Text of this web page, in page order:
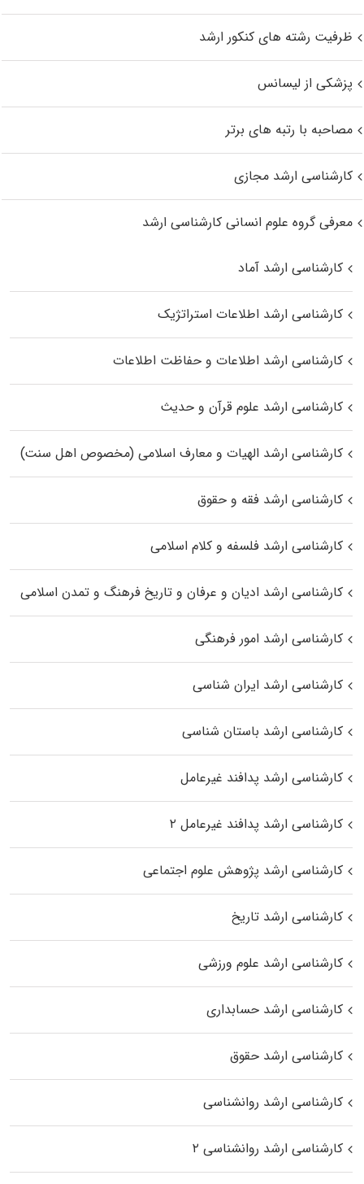
ظرفیت رشته های کنکور ارشد
پزشکی از لیسانس
مصاحبه با رتبه های برتر
کارشناسی ارشد مجازی
معرفی گروه علوم انسانی کارشناسی ارشد
کارشناسی ارشد آماد
کارشناسی ارشد اطلاعات استراتژیک
کارشناسی ارشد اطلاعات و حفاظت اطلاعات
کارشناسی ارشد علوم قرآن و حدیث
کارشناسی ارشد الهیات و معارف اسلامی (مخصوص اهل سنت)
کارشناسی ارشد فقه و حقوق
کارشناسی ارشد فلسفه و کلام اسلامی
کارشناسی ارشد ادیان و عرفان و تاریخ فرهنگ و تمدن اسلامی
کارشناسی ارشد امور فرهنگی
کارشناسی ارشد ایران شناسی
کارشناسی ارشد باستان شناسی
کارشناسی ارشد پدافند غیرعامل
کارشناسی ارشد پدافند غیرعامل ۲
کارشناسی ارشد پژوهش علوم اجتماعی
کارشناسی ارشد تاریخ
کارشناسی ارشد علوم ورزشی
کارشناسی ارشد حسابداری
کارشناسی ارشد حقوق
کارشناسی ارشد روانشناسی
کارشناسی ارشد روانشناسی ۲